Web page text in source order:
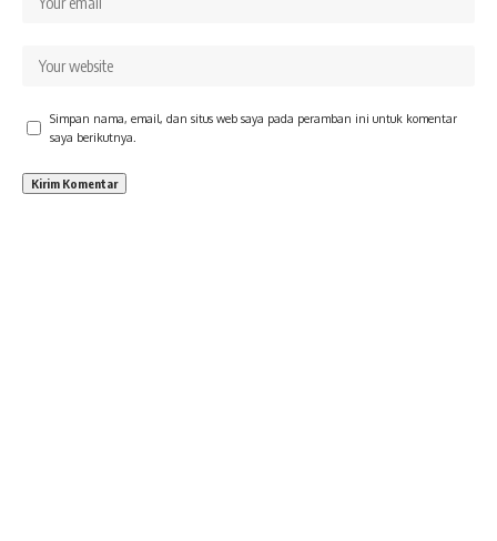
Simpan nama, email, dan situs web saya pada peramban ini untuk komentar
saya berikutnya.